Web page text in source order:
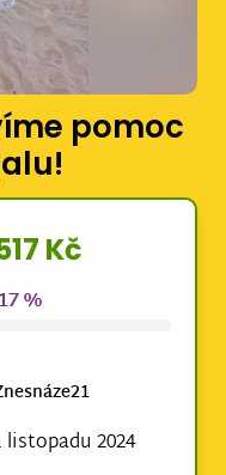
pomoc
Kč
%
2024